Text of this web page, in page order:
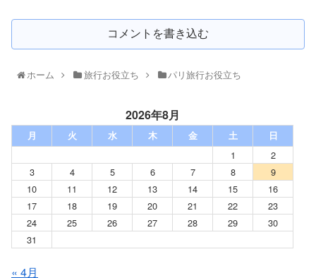
コメントを書き込む
ホーム 旅行お役立ち パリ旅行お役立ち
2026年8月
月 火 水 木 金 土 日
1
2
3
4 5 6 7 8
9
10
11 12 13 14 15
16
17
18 19 20 21 22
23
24
25 26 27 28 29
30
31
« 4月